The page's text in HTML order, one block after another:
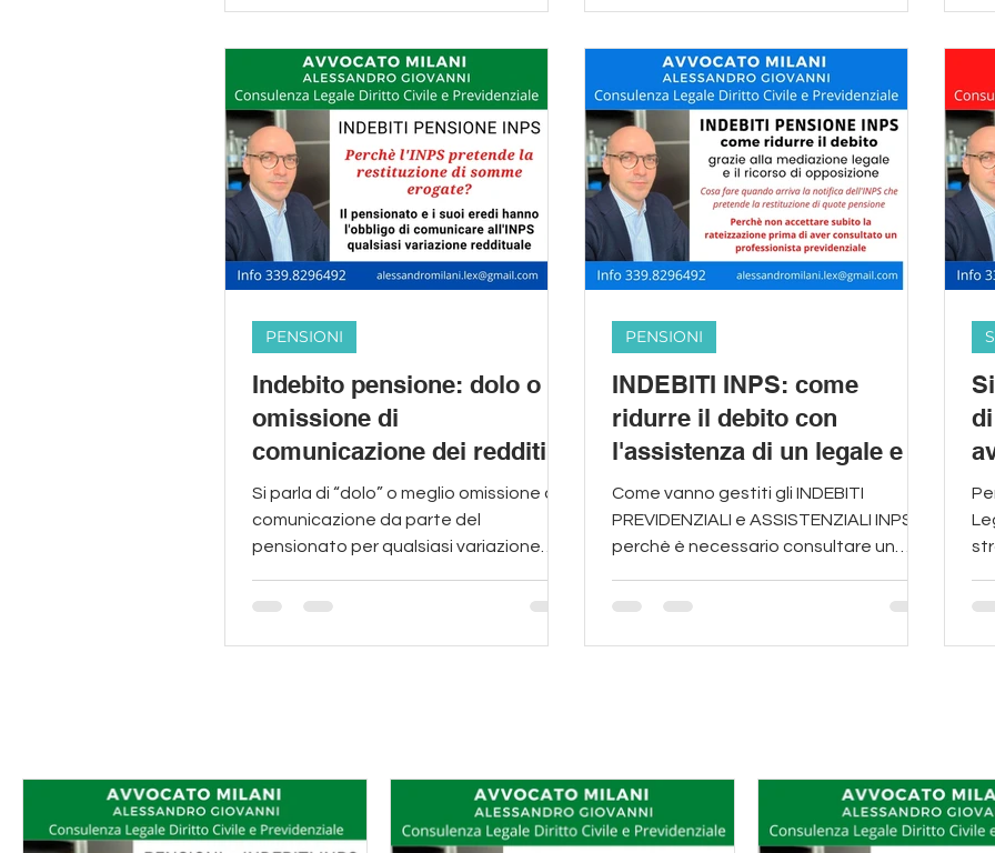
Indebito pensione: dolo o
omissione di
comunicazione dei redditi
all'INPS?
Si parla di “dolo” o meglio omissione di
comunicazione da parte del
pensionato per qualsiasi variazione
PENSIONI
INDEBITI INPS: come
ridurre il debito con
l'assistenza di un legale e il
ricorso amministrativo
Come vanno gestiti gli INDEBITI
PREVIDENZIALI e ASSISTENZIALI INPS:
perchè è necessario consultare un
PENSIONI